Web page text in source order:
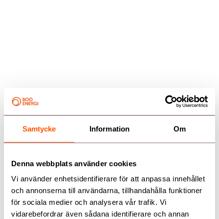
Samtycke Information Om
Denna webbplats använder cookies
Vi använder enhetsidentifierare för att anpassa innehållet
och annonserna till användarna, tillhandahålla funktioner
för sociala medier och analysera vår trafik. Vi
vidarebefordrar även sådana identifierare och annan
Kundservice
Kundservice
Aktuell driftstatus
Mina sidor
Genvägar
Våra elavtal
Kontakta oss